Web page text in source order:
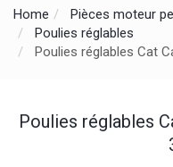
Home Pièces moteur
Poulies réglables
Poulies réglables Cat
Poulies réglables